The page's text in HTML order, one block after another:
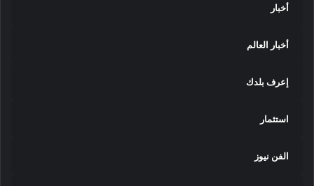
أخبار
أخبار العالم
إعرف بلدك
استثمار
الفن نيوز